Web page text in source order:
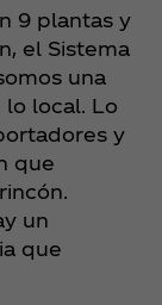
9 plantas y
el Sistema
una
local. Lo
y
que
un
que